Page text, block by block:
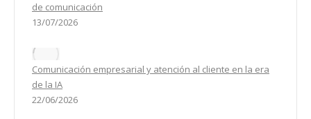
de comunicación
13/07/2026
Comunicación empresarial y atención al cliente en la era
de la IA
22/06/2026